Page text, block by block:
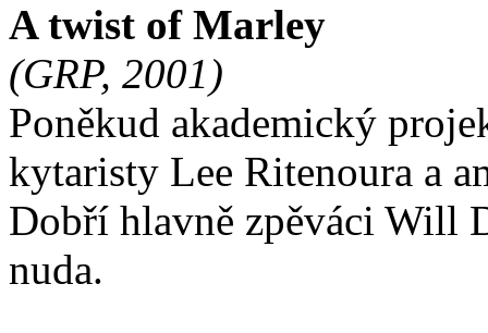
A twist of Marley
(GRP, 2001)
Poněkud akademický
kytaristy Lee Ritenoura a
Dobří hlavně zpěváci Will
nuda.